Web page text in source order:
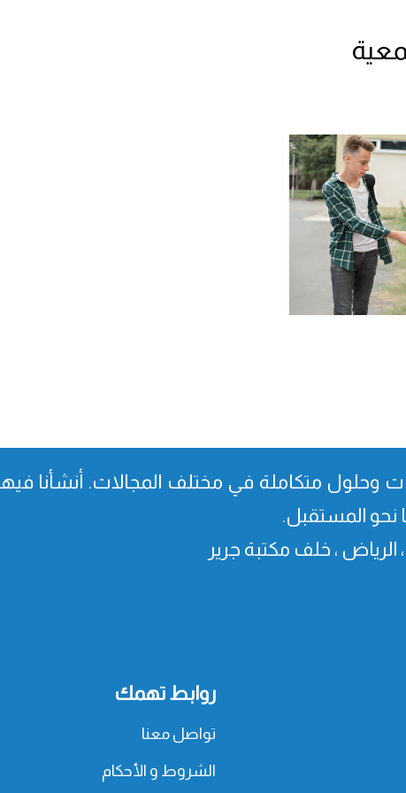
وحلول متكاملة في مختلف المجالات. أنشأنا
نحو المستقبل.
، الرياض ، خلف مكتبة جرير
روابط تهمك
تواصل معنا
الشروط و الأحكام